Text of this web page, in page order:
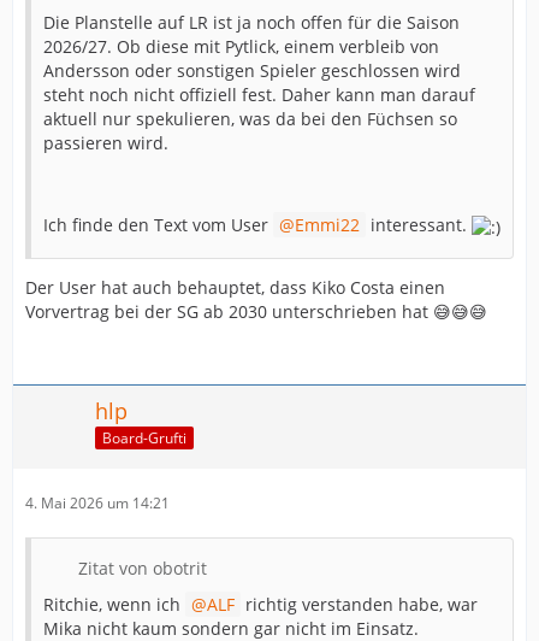
Die Planstelle auf LR ist ja noch offen für die Saison
2026/27. Ob diese mit Pytlick, einem verbleib von
Andersson oder sonstigen Spieler geschlossen wird
steht noch nicht offiziell fest. Daher kann man darauf
aktuell nur spekulieren, was da bei den Füchsen so
passieren wird.
Ich finde den Text vom User Emmi22 interessant.
Der User hat auch behauptet, dass Kiko Costa einen
Vorvertrag bei der SG ab 2030 unterschrieben hat 😅😅😅
hlp
Board-Grufti
4. Mai 2026 um 14:21
Zitat von obotrit
Ritchie, wenn ich
ALF richtig verstanden habe, war
Mika nicht kaum sondern gar nicht im Einsatz.